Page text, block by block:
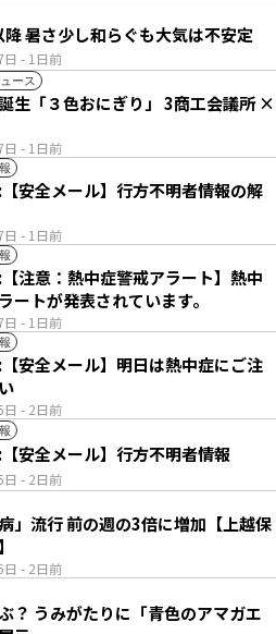
- 1日前
8日(土)以降 暑さ少し和らぐも大気は不安定
ース
- 1日前
生「３色おにぎり」 3商工会議所 ×
- 1日前
安全メール】行方不明者情報の解
- 1日前
注意：熱中症警戒アラート】熱中
ートが発表されています。
- 2日前
安全メール】明日は熱中症にご注
- 2日前
安全メール】行方不明者情報
- 2日前
の3倍に増加【上越保
？ うみがたりに「青色のアマガエ